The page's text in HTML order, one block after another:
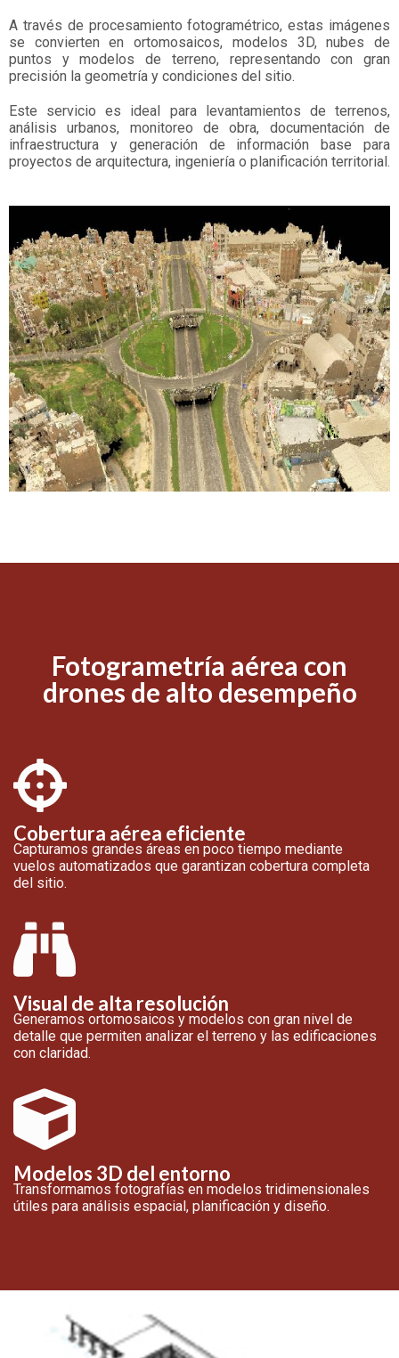
A través de procesamiento fotogramétrico, estas imágenes
se convierten en ortomosaicos, modelos 3D, nubes de
puntos y modelos de terreno, representando con gran
precisión la geometría y condiciones del sitio.
Este servicio es ideal para levantamientos de terrenos,
análisis urbanos, monitoreo de obra, documentación de
infraestructura y generación de información base para
proyectos de arquitectura, ingeniería o planificación territorial.
Fotogrametría aérea con
drones de alto desempeño
Cobertura aérea eficiente
Capturamos grandes áreas en poco tiempo mediante
vuelos automatizados que garantizan cobertura completa
del sitio.
Visual de alta resolución
Generamos ortomosaicos y modelos con gran nivel de
detalle que permiten analizar el terreno y las edificaciones
con claridad.
Modelos 3D del entorno
Transformamos fotografías en modelos tridimensionales
útiles para análisis espacial, planificación y diseño.